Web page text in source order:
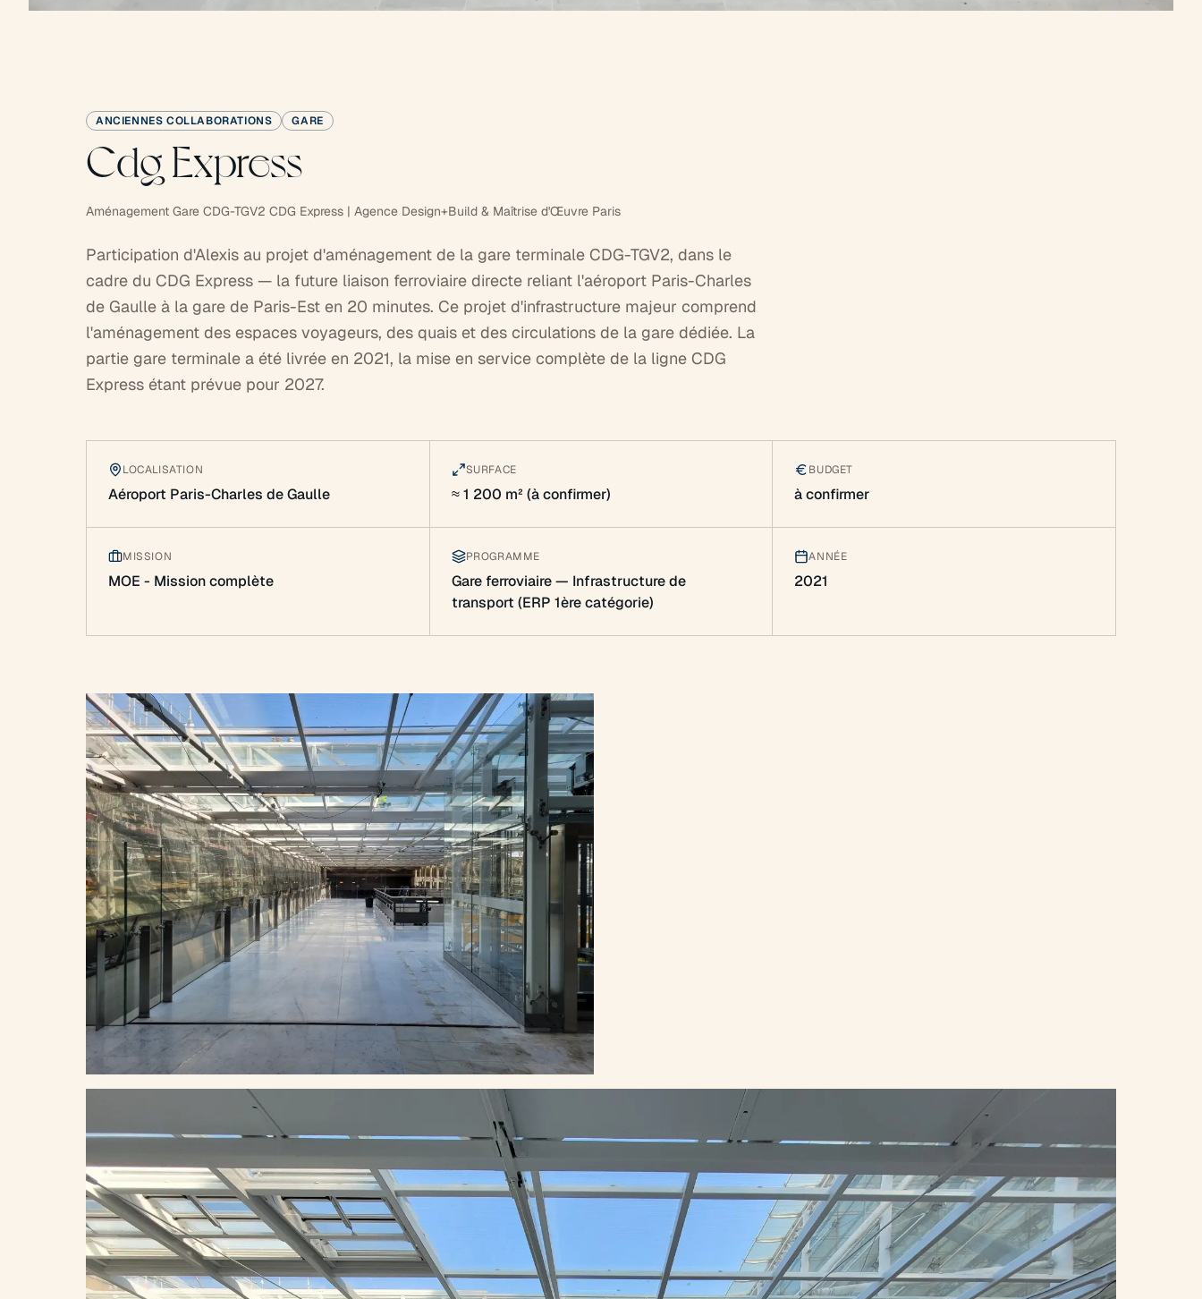
ANCIENNES COLLABORATIONS GARE
Cdg Express
Aménagement Gare CDG-TGV2 CDG Express | Agence Design+Build & Maîtrise d'Œuvre Paris
Participation d'Alexis au projet d'aménagement de la gare terminale CDG-TGV2, dans le
cadre du CDG Express — la future liaison ferroviaire directe reliant l'aéroport Paris-Charles
de Gaulle à la gare de Paris-Est en 20 minutes. Ce projet d'infrastructure majeur comprend
l'aménagement des espaces voyageurs, des quais et des circulations de la gare dédiée. La
partie gare terminale a été livrée en 2021, la mise en service complète de la ligne CDG
Express étant prévue pour 2027.
LOCALISATION
Aéroport Paris-Charles de Gaulle
SURFACE
≈ 1 200 m² (à confirmer)
BUDGET
à confirmer
MISSION
MOE - Mission complète
PROGRAMME
Gare ferroviaire — Infrastructure de
transport (ERP 1ère catégorie)
ANNÉE
2021